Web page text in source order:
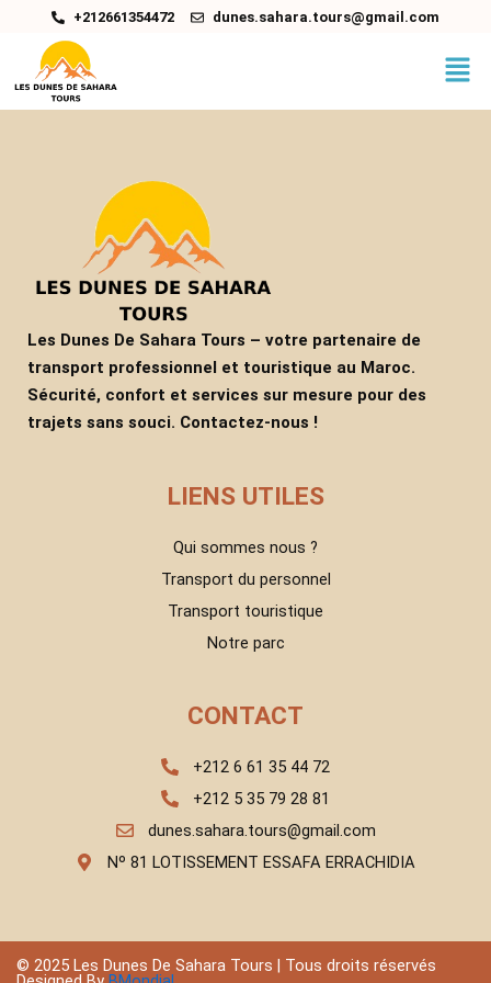
contenu
+212661354472 dunes.sahara.tours@gmail.com
Les Dunes De Sahara Tours – votre partenaire de
transport professionnel et touristique au Maroc.
Sécurité, confort et services sur mesure pour des
trajets sans souci. Contactez-nous !
LIENS UTILES
Qui sommes nous ?
Transport du personnel
Transport touristique
Notre parc
CONTACT
+212 6 61 35 44 72
+212 5 35 79 28 81
dunes.sahara.tours@gmail.com
Nº 81 LOTISSEMENT ESSAFA ERRACHIDIA
© 2025 Les Dunes De Sahara Tours | Tous droits réservés